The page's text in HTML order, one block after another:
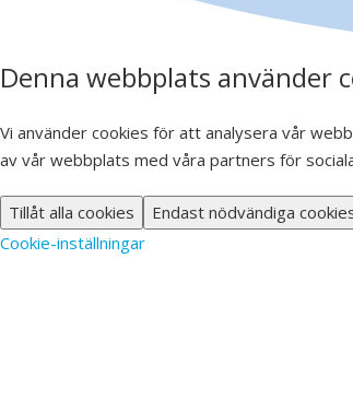
Denna webbplats använder
Vi använder cookies för att analysera vår
av vår webbplats med våra partners för
Tillåt alla cookies
Endast nödvändiga
Cookie-inställningar